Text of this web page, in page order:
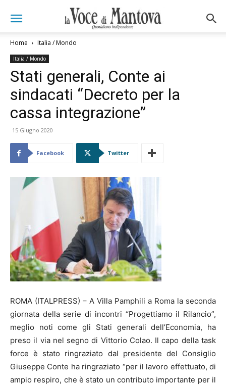
Home Italia / Mondo
Italia / Mondo
Stati generali, Conte ai
sindacati “Decreto per la
cassa integrazione”
15 Giugno 2020
Facebook Twitter
ROMA (ITALPRESS) – A Villa Pamphili a Roma la seconda
giornata della serie di incontri “Progettiamo il Rilancio”,
meglio noti come gli Stati generali dell’Economia, ha
preso il via nel segno di Vittorio Colao. Il capo della task
force è stato ringraziato dal presidente del Consiglio
Giuseppe Conte ha ringraziato “per il lavoro effettuato, di
ampio respiro, che è stato un contributo importante per il